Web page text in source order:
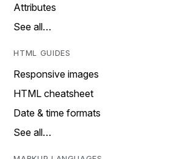
Attributes
See all…
HTML GUIDES
Responsive images
HTML cheatsheet
Date & time formats
See all…